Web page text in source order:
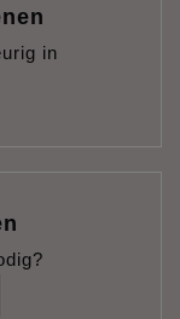
in